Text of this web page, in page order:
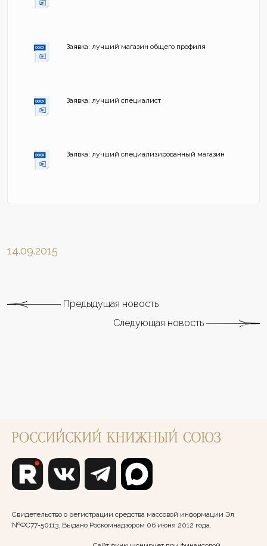
Заявка: лучший магазин общего профиля
Заявка: лучший специалист
Заявка: лучший специализированный магазин
14.09.2015
Предыдущая новость
Следующая новость
Свидетельство о регистрации средства массовой информации Эл
№ФС77-50113. Выдано Роскомнадзором 06 июня 2012 года.